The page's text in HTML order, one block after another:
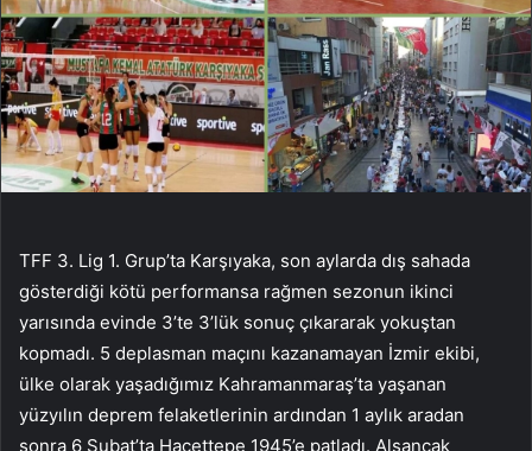
TFF 3. Lig 1. Grup’ta Karşıyaka, son aylarda dış sahada
gösterdiği kötü performansa rağmen sezonun ikinci
yarısında evinde 3’te 3’lük sonuç çıkararak yokuştan
kopmadı. 5 deplasman maçını kazanamayan İzmir ekibi,
ülke olarak yaşadığımız Kahramanmaraş’ta yaşanan
yüzyılın deprem felaketlerinin ardından 1 aylık aradan
sonra 6 Şubat’ta Hacettepe 1945’e patladı. Alsancak